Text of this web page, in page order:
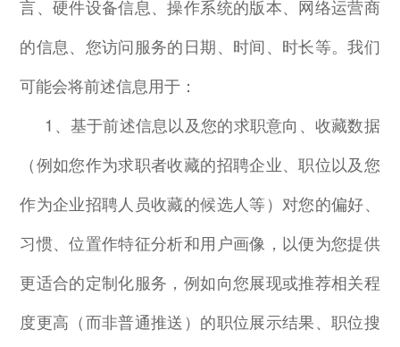
言、硬件设备信息、操作系统的版本、网络运营商
的信息、您访问服务的日期、时间、时长等。我们
可能会将前述信息用于：
1 、基于前述信息以及您的求职意向、收藏数据
（例如您作为求职者收藏的招聘企业、职位以及您
作为企业招聘人员收藏的候选人等）对您的偏好、
习惯、位置作特征分析和用户画像，以便为您提供
更适合的定制化服务，例如向您展现或推荐相关程
度更高（而非普通推送）的职位展示结果、职位搜